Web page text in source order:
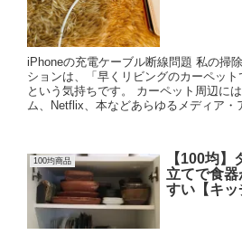
iPhoneの充電ケーブル断線問題 私の掃
ションは、「早くリビングのカーペッ
という気持ちです。 カーペット周辺に
ム、Netflix、本などあらゆるメディア・
100均商品
【100均】
立てで食
すい【キッ